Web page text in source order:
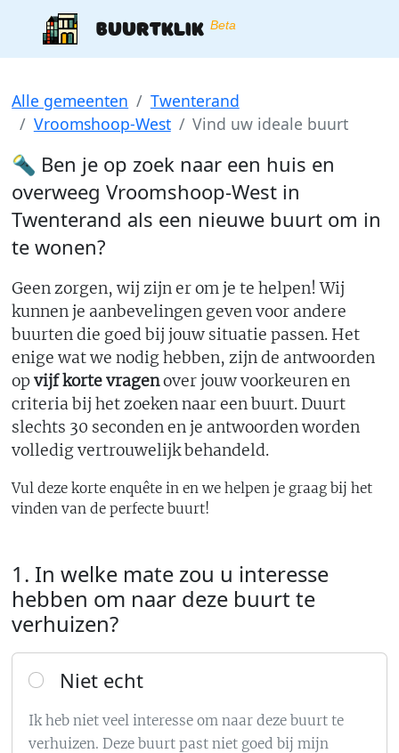
Buurtklik Beta
Alle gemeenten
Twenterand
Vroomshoop-West
Vind uw ideale buurt
🔦 Ben je op zoek naar een huis en
overweeg Vroomshoop-West in
Twenterand als een nieuwe buurt om in
te wonen?
Geen zorgen, wij zijn er om je te helpen! Wij
kunnen je aanbevelingen geven voor andere
buurten die goed bij jouw situatie passen. Het
enige wat we nodig hebben, zijn de antwoorden
opvijf korte vragenover jouw voorkeuren en
criteria bij het zoeken naar een buurt. Duurt
slechts 30 seconden en je antwoorden worden
volledig vertrouwelijk behandeld.
Vul deze korte enquête in en we helpen je graag bij het
vinden van de perfecte buurt!
1. In welke mate zou u interesse
hebben om naar deze buurt te
verhuizen?
Niet echt
Ik heb niet veel interesse om naar deze buurt te
verhuizen. Deze buurt past niet goed bij mijn